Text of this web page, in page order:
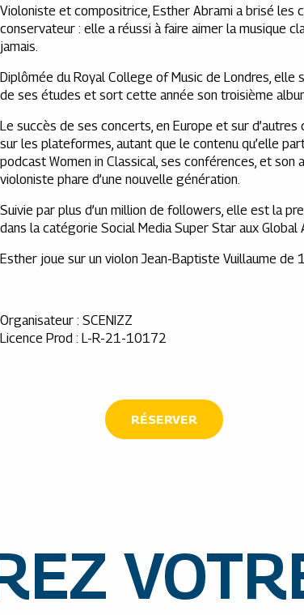
Violoniste et compositrice, Esther Abrami a brisé les
conservateur : elle a réussi à faire aimer la musique
jamais.
Diplômée du Royal College of Music de Londres, elle
de ses études et sort cette année son troisième
Le succès de ses concerts, en Europe et sur
sur les plateformes, autant que le contenu qu’elle
podcast Women in Classical, ses conférences, et
violoniste phare d’une nouvelle génération.
Suivie par plus d’un million de followers, elle est la
dans la catégorie Social Media Super Star aux Global
Esther joue sur un violon Jean-Baptiste Vuillaume de
Organisateur : SCENIZZ
Licence Prod : L-R-21-10172
RÉSERVER